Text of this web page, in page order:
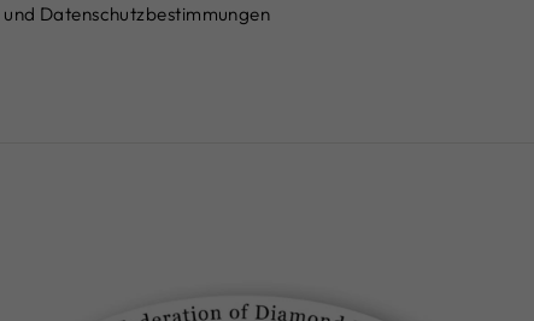
und Datenschutzbestimmungen